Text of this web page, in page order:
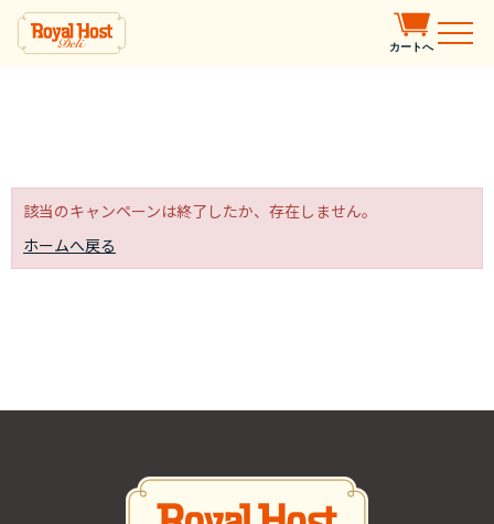
カートへ
該当のキャンペーンは終了したか、存在しません。
ホームへ戻る